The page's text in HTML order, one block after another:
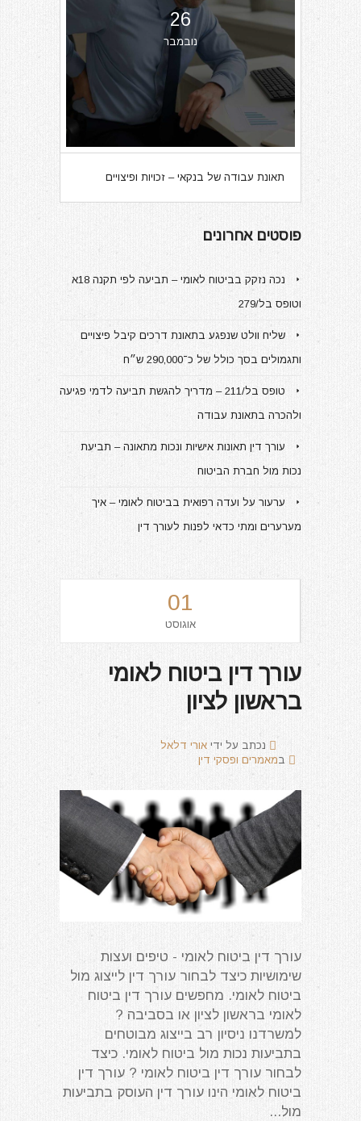
26
נובמבר
תאונת עבודה של בנקאי – זכויות ופיצויים
פוסטים אחרונים
נכה נזקק בביטוח לאומי – תביעה לפי תקנה 18א
וטופס בל/279
שליח וולט שנפגע בתאונת דרכים קיבל פיצויים
ותגמולים בסך כולל של כ־290,000 ש״ח
טופס בל/211 – מדריך להגשת תביעה לדמי פגיעה
ולהכרה בתאונת עבודה
עורך דין תאונות אישיות ונכות מתאונה – תביעת
נכות מול חברת הביטוח
ערעור על ועדה רפואית בביטוח לאומי – איך
מערערים ומתי כדאי לפנות לעורך דין
01
אוגוסט
עורך דין ביטוח לאומי
בראשון לציון
נכתב על ידי אורי דלאל
במאמרים ופסקי דין
עורך דין ביטוח לאומי - טיפים ועצות
שימושיות כיצד לבחור עורך דין לייצוג מול
ביטוח לאומי. מחפשים עורך דין ביטוח
לאומי בראשון לציון או בסביבה ?
למשרדנו ניסיון רב בייצוג מבוטחים
בתביעות נכות מול ביטוח לאומי. כיצד
לבחור עורך דין ביטוח לאומי ? עורך דין
ביטוח לאומי הינו עורך דין העוסק בתביעות
מול...